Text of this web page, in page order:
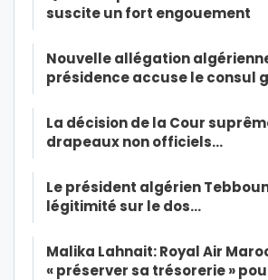
suscite un fort engouement
Nouvelle allégation
présidence accuse le consul
La décision de la Cour
drapeaux non officiels…
Le président algérien
légitimité sur le dos…
Malika Lahnait: Royal Air
« préserver sa trésorerie »